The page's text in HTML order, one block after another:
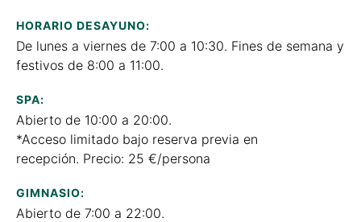
HORARIO DESAYUNO:
De lunes a viernes de 7:00 a 10:30. Fines de semana y
festivos de 8:00 a 11:00.
SPA:
Abierto de 10:00 a 20:00.
*Acceso limitado bajo reserva previa en
recepción. Precio: 25 €/persona
GIMNASIO:
Abierto de 7:00 a 22:00.